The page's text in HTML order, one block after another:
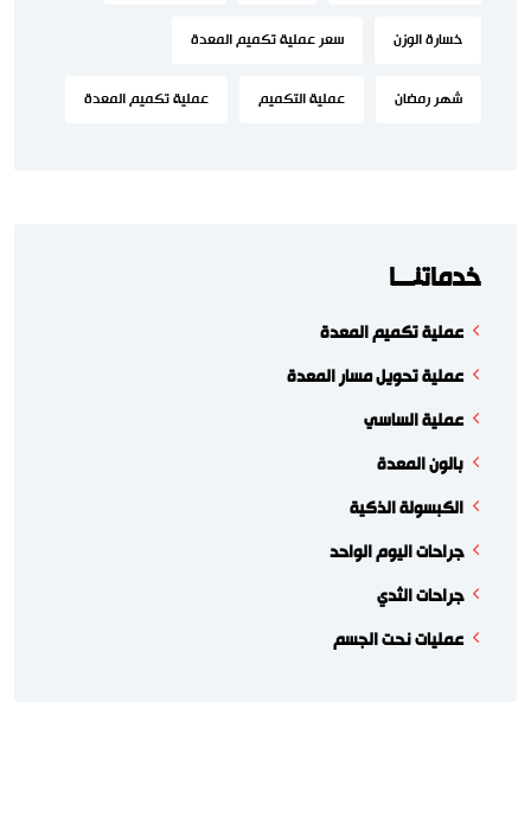
خسارة الوزن سعر عملية تكميم المعدة
شهر رمضان عملية التكميم عملية تكميم المعدة
خدماتنـــا
عملية تكميم المعدة
عملية تحويل مسار المعدة
عملية الساسي
بالون المعدة
الكبسولة الذكية
جراحات اليوم الواحد
جراحات الثدي
عمليات نحت الجسم